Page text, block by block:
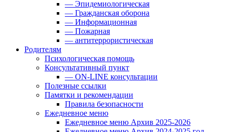
— Эпидемиологическая
— Гражданская оборона
— Информационная
— Пожарная
— антитеррористическая
Родителям
Психологическая помощь
Консультативный пункт
— ON-LINE консультации
Полезные ссылки
Памятки и рекомендации
Правила безопасности
Ежедневное меню
Ежедневное меню Архив 2025-2026